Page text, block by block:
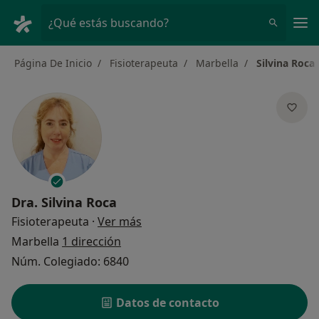
¿Qué estás buscando?
Página De Inicio Fisioterapeuta Marbella Silvina Roca
Dra. Silvina Roca
Fisioterapeuta · Ver más
Marbella 1 dirección
Núm. Colegiado: 6840
Datos de contacto